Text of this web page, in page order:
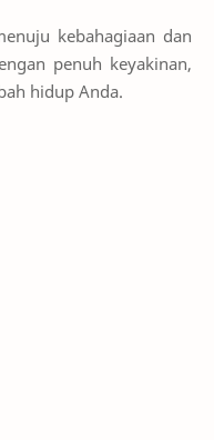
kebahagiaan dan
penuh keyakinan,
hidup Anda.